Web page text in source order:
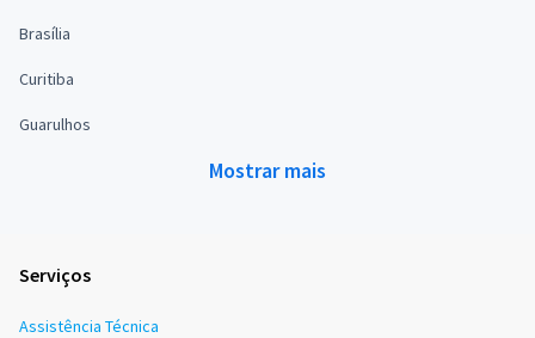
Brasília
Curitiba
Guarulhos
Mostrar mais
Serviços
Assistência Técnica